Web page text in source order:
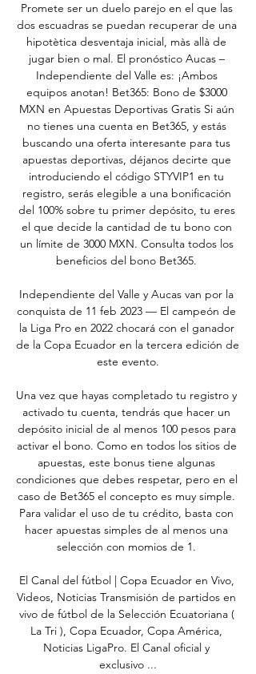
Promete ser un duelo parejo en el que las
dos escuadras se puedan recuperar de una
hipotètica desventaja inicial, màs allà de
jugar bien o mal. El pronóstico Aucas –
Independiente del Valle es: ¡Ambos
equipos anotan! Bet365: Bono de $3000
MXN en Apuestas Deportivas Gratis Si aún
no tienes una cuenta en Bet365, y estás
buscando una oferta interesante para tus
apuestas deportivas, déjanos decirte que
introduciendo el código STYVIP1 en tu
registro, serás elegible a una bonificación
del 100% sobre tu primer depósito, tu eres
el que decide la cantidad de tu bono con
un límite de 3000 MXN. Consulta todos los
beneficios del bono Bet365.
Independiente del Valle y Aucas van por la
conquista de 11 feb 2023 — El campeón de
la Liga Pro en 2022 chocará con el ganador
de la Copa Ecuador en la tercera edición de
este evento.
Una vez que hayas completado tu registro y
activado tu cuenta, tendrás que hacer un
depósito inicial de al menos 100 pesos para
activar el bono. Como en todos los sitios de
apuestas, este bonus tiene algunas
condiciones que debes respetar, pero en el
caso de Bet365 el concepto es muy simple.
Para validar el uso de tu crédito, basta con
hacer apuestas simples de al menos una
selección con momios de 1.
El Canal del fútbol | Copa Ecuador en Vivo,
Videos, Noticias Transmisión de partidos en
vivo de fútbol de la Selección Ecuatoriana (
La Tri ), Copa Ecuador, Copa América,
Noticias LigaPro. El Canal oficial y
exclusivo ...